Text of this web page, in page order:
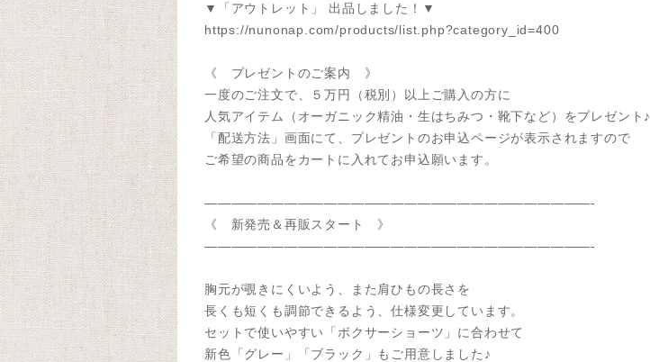
▼「アウトレット」 出品しました！▼
https://nunonap.com/products/list.php?category_id=400
《 プレゼントのご案内 》
一度のご注文で、５万円（税別）以上ご購入の方に
人気アイテム（オーガニック精油・生はちみつ・靴下など）をプレゼント♪
「配送方法」画面にて、プレゼントのお申込ページが表示されますので
ご希望の商品をカートに入れてお申込願います。
—————————————————————————————-
《 新発売＆再販スタート 》
—————————————————————————————-
胸元が覗きにくいよう、また肩ひもの長さを
長くも短くも調節できるよう、仕様変更しています。
セットで使いやすい「ボクサーショーツ」に合わせて
新色「グレー」「ブラック」もご用意しました♪